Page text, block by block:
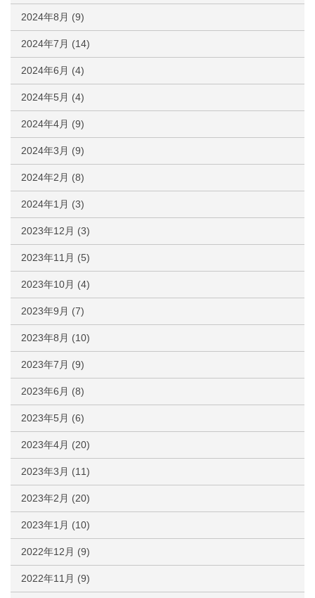
2024年8月 (9)
2024年7月 (14)
2024年6月 (4)
2024年5月 (4)
2024年4月 (9)
2024年3月 (9)
2024年2月 (8)
2024年1月 (3)
2023年12月 (3)
2023年11月 (5)
2023年10月 (4)
2023年9月 (7)
2023年8月 (10)
2023年7月 (9)
2023年6月 (8)
2023年5月 (6)
2023年4月 (20)
2023年3月 (11)
2023年2月 (20)
2023年1月 (10)
2022年12月 (9)
2022年11月 (9)